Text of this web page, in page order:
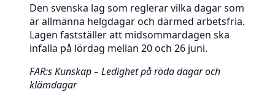
Den svenska lag som reglerar vilka dagar som
är allmänna helgdagar och därmed arbetsfria.
Lagen fastställer att midsommardagen ska
infalla på lördag mellan 20 och 26 juni.
FAR:s Kunskap – Ledighet på röda dagar och
klämdagar